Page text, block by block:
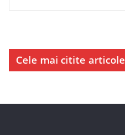
Cele mai citite articole